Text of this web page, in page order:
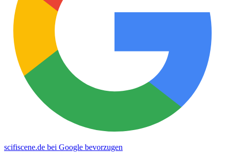
scifiscene.de bei Google bevorzugen